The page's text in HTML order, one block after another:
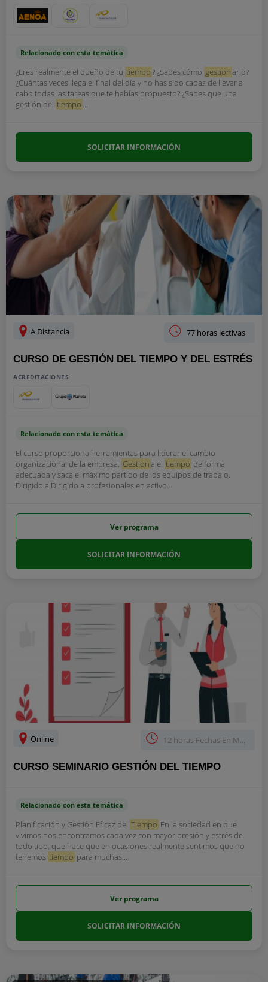
Relacionado con esta temática
¿Eres realmente el dueño de tu tiempo? ¿Sabes cómo gestionarlo?
¿Cuántas veces llega el final del día y no has sido capaz de llevar a
cabo todas las tareas que te habías propuesto? ¿Sabes que una
gestión del tiempo ...
SOLICITAR INFORMACIÓN
A Distancia 77 horas lectivas
CURSO DE GESTIÓN DEL TIEMPO Y DEL ESTRÉS
ACREDITACIONES
Relacionado con esta temática
El curso proporciona herramientas para liderar el cambio
organizacional de la empresa. Gestiona el tiempo de forma
adecuada y saca el máximo partido de los equipos de trabajo.
Dirigido a Dirigido a profesionales en activo...
Ver programa
SOLICITAR INFORMACIÓN
Online 12 horas Fechas En M...
CURSO SEMINARIO GESTIÓN DEL TIEMPO
Relacionado con esta temática
Planificación y Gestión Eficaz del Tiempo En la sociedad en que
vivimos nos encontramos cada vez con mayor presión y estrés de
todo tipo, que hace que en ocasiones realmente sentimos que no
tenemos tiempo para muchas...
Ver programa
SOLICITAR INFORMACIÓN